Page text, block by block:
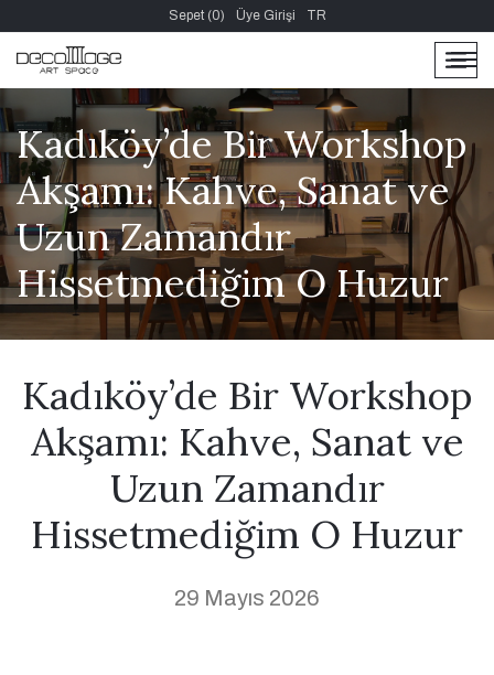
Sepet (0) Üye Girişi TR
Kadıköy’de Bir Workshop
Akşamı: Kahve, Sanat ve
Uzun Zamandır
Hissetmediğim O Huzur
Kadıköy’de Bir Workshop
Akşamı: Kahve, Sanat ve
Uzun Zamandır
Hissetmediğim O Huzur
29 Mayıs 2026